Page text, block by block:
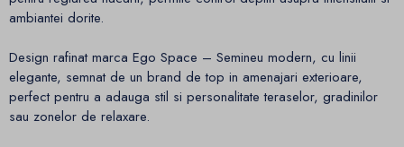
ambiantei dorite.
Design rafinat marca Ego Space – Semineu modern, cu linii
elegante, semnat de un brand de top in amenajari exterioare,
perfect pentru a adauga stil si personalitate teraselor, gradinilor
sau zonelor de relaxare.